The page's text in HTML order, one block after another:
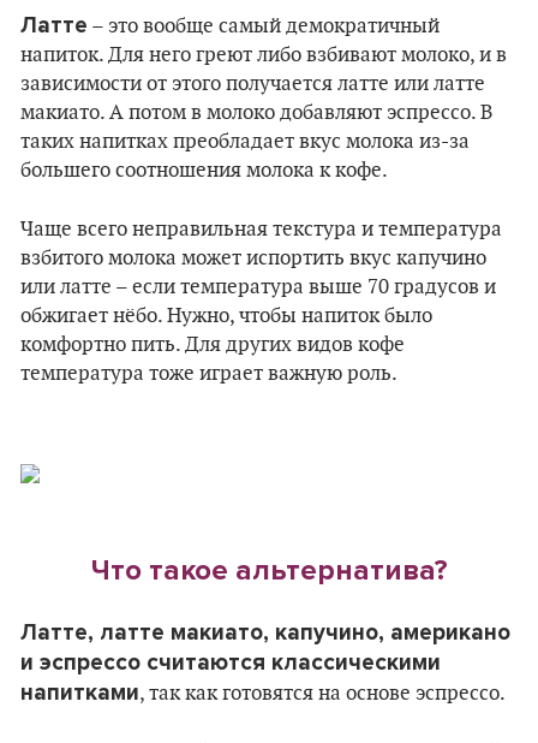
Латте – это вообще самый демократичный
напиток. Для него греют либо взбивают молоко, и в
зависимости от этого получается латте или латте
макиато. А потом в молоко добавляют эспрессо. В
таких напитках преобладает вкус молока из-за
большего соотношения молока к кофе.
Чаще всего неправильная текстура и температура
взбитого молока может испортить вкус капучино
или латте – если температура выше 70 градусов и
обжигает нёбо. Нужно, чтобы напиток было
комфортно пить. Для других видов кофе
температура тоже играет важную роль.
Что такое альтернатива?
Латте, латте макиато, капучино, американо
и эспрессо считаются классическими
напитками, так как готовятся на основе эспрессо.